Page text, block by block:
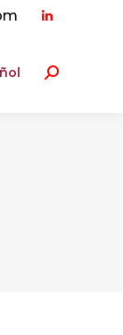
Linkedin
opens
Buscar: